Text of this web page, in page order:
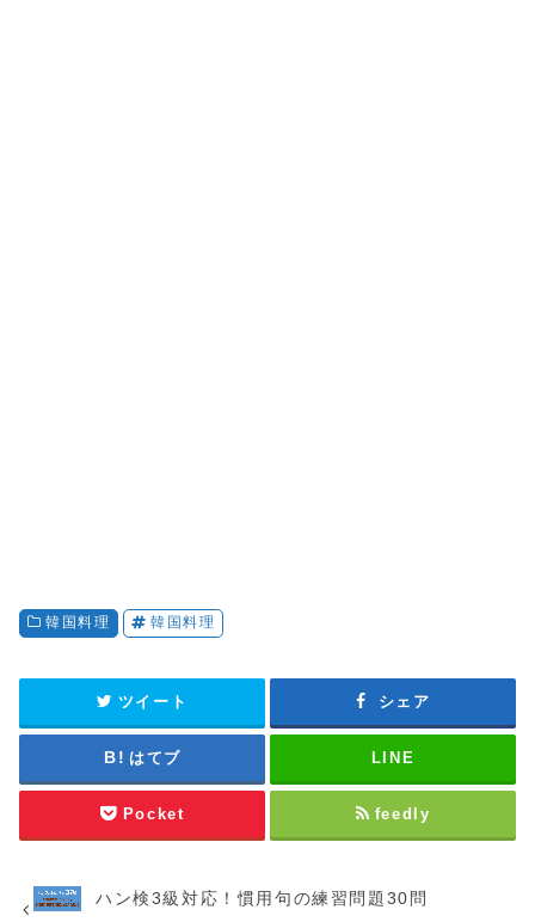
韓国料理 韓国料理
ツイート シェア
はてブ LINE
Pocket feedly
ハン検3級対応！慣用句の練習問題30問